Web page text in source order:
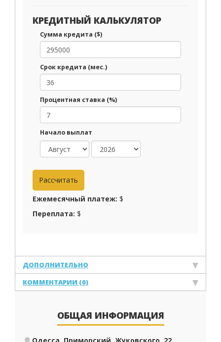
КРЕДИТНЫЙ КАЛЬКУЛЯТОР
Сумма кредита ($)
Срок кредита (мес.)
Процентная ставка (%)
Начало выплат
Ежемесячный платеж: $
Переплата: $
ДОПОЛНИТЕЛЬНО
КОММЕНТАРИИ (0)
ОБЩАЯ ИНФОРМАЦИЯ
Одесса, Приморский, Жуковского, 22